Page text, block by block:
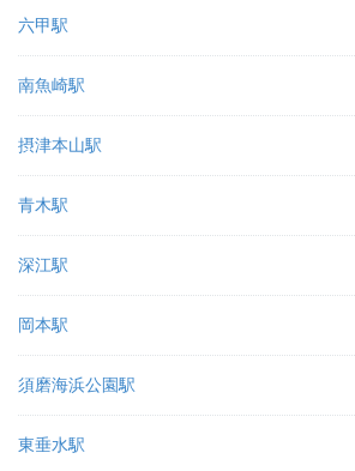
六甲駅
南魚崎駅
摂津本山駅
青木駅
深江駅
岡本駅
須磨海浜公園駅
東垂水駅